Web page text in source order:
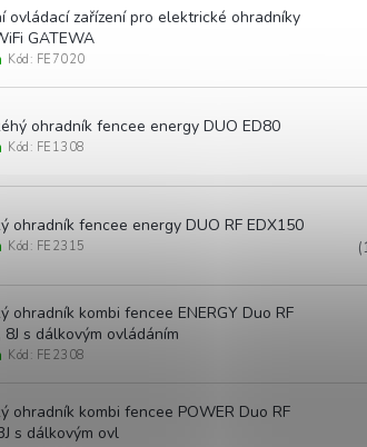
ovládací zařízení pro elektrické ohradníky
GATEWA
Kód: FE7020
ohradník fencee energy DUO ED80
Kód: FE1308
ohradník fencee energy DUO RF EDX150
Kód: FE2315
ohradník kombi fencee ENERGY Duo RF
8J s dálkovým ovládáním
Kód: FE2308
ohradník kombi fencee POWER Duo RF
s dálkovým ovl